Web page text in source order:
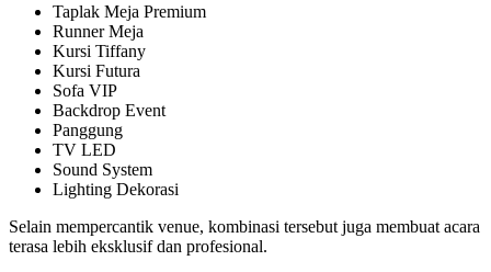
Taplak Meja Premium
Runner Meja
Kursi Tiffany
Kursi Futura
Sofa VIP
Backdrop Event
Panggung
TV LED
Sound System
Lighting Dekorasi
Selain mempercantik venue, kombinasi tersebut juga membuat acara
terasa lebih eksklusif dan profesional.